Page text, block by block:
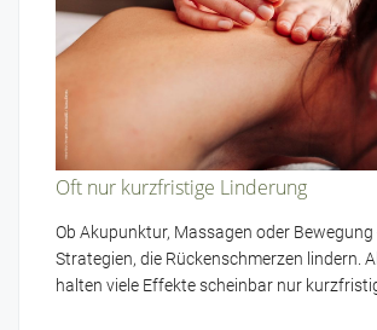
Oft nur kurzfristige Linderung
Ob Akupunktur, Massagen oder Bewegung
Strategien, die Rückenschmerzen lindern.
halten viele Effekte scheinbar nur